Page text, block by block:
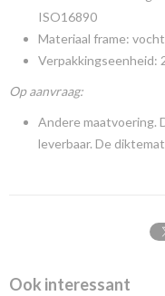
ISO16890
Materiaal frame:
Verpakkingseenheid:
Op aanvraag:
Andere maatvoering.
leverbaar. De
Ook interessant